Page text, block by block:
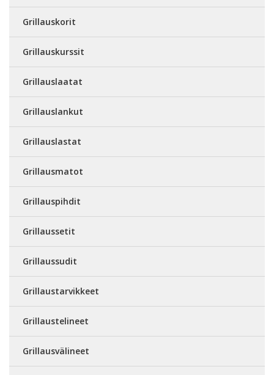
Grillauskorit
Grillauskurssit
Grillauslaatat
Grillauslankut
Grillauslastat
Grillausmatot
Grillauspihdit
Grillaussetit
Grillaussudit
Grillaustarvikkeet
Grillaustelineet
Grillausvälineet